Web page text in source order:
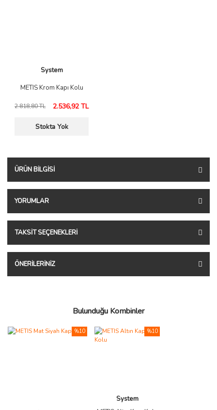
System
METIS Krom Kapı Kolu
2.818,80 TL 2.536,92 TL
Stokta Yok
ÜRÜN BILGISI
YORUMLAR
TAKSIT SEÇENEKLERI
ÖNERILERINIZ
Bulunduğu Kombinler
%10
System
%10